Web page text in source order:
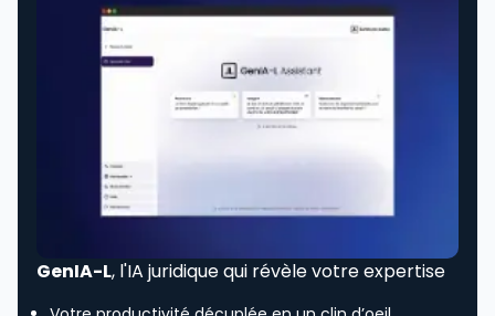
GenIA-L, l'IA juridique qui révèle votre expertise